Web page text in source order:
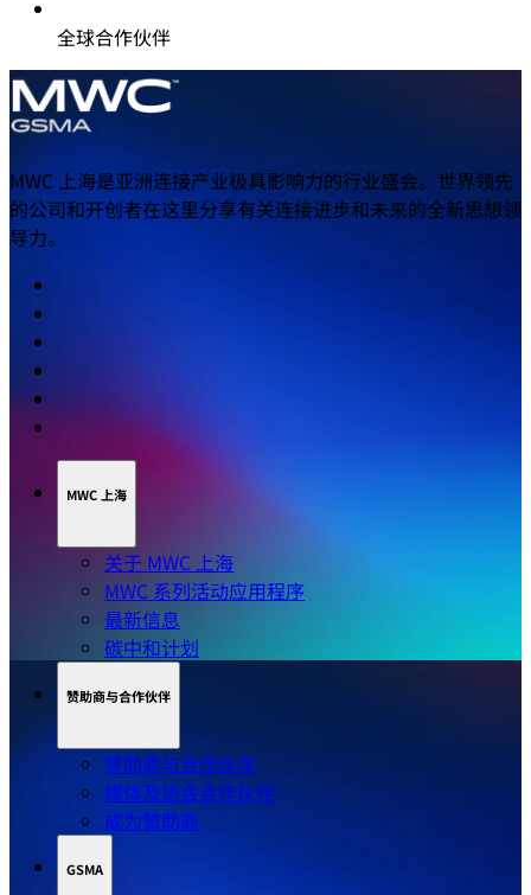
全球合作伙伴
MWC 上海是亚洲连接产业极具影响力的行业盛会。世界领先
的公司和开创者在这里分享有关连接进步和未来的全新思想领
导力。
MWC 上海
关于 MWC 上海
MWC 系列活动应用程序
最新信息
碳中和计划
赞助商与合作伙伴
赞助商与合作伙伴
媒体及协会合作伙伴
成为赞助商
GSMA